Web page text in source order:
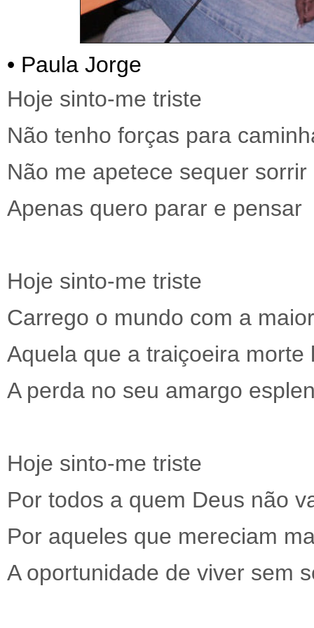
• Paula Jorge
Hoje sinto-me triste
Não tenho forças para
Não me apetece sequer sorrir
Apenas quero parar e pensar
Hoje sinto-me triste
Carrego o mundo com a
Aquela que a traiçoeira morte
A perda no seu amargo
Hoje sinto-me triste
Por todos a quem Deus não
Por aqueles que mereciam
A oportunidade de viver sem